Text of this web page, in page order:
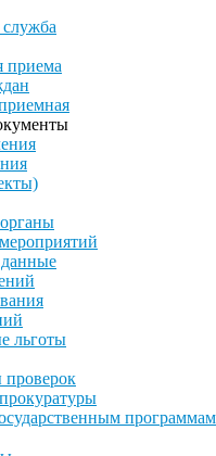
приема
данные
льготы
проверок
программам